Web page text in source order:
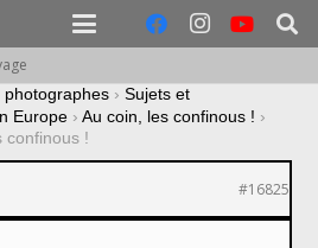
› Sujets et
Europe › Au coin, les confinous ! ›
confinous !
#16825